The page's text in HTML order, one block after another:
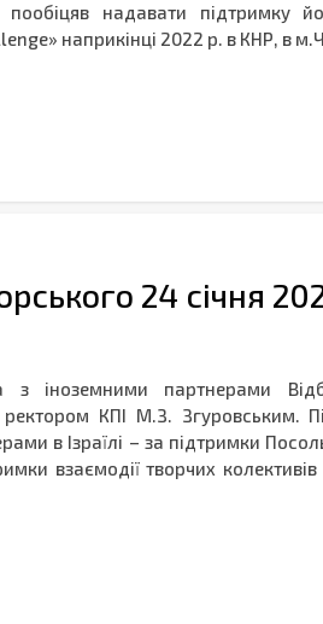
надавати підтримку
наприкінці 2022 р. в КНР, в
24 січня
іноземними партнерами
КПІ М.З. Згуровським.
в Ізраїлі – за підтримки
взаємодії творчих колективів